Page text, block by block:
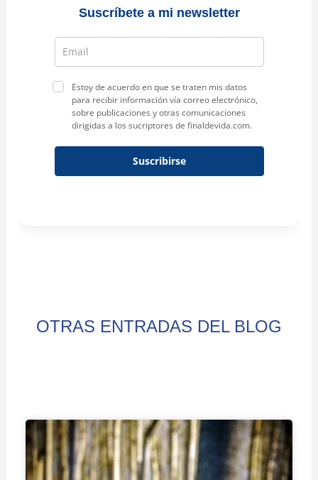
Suscríbete a mi newsletter
Estoy de acuerdo en que se traten mis datos
para recibir información vía correo electrónico,
sobre publicaciones y otras comunicaciones
dirigidas a los sucriptores de finaldevida.com.
Suscribirse
OTRAS ENTRADAS DEL BLOG